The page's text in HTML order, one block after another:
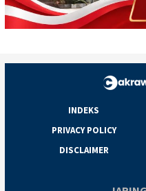
INDEKS
PRIVACY POLICY
DISCLAIMER